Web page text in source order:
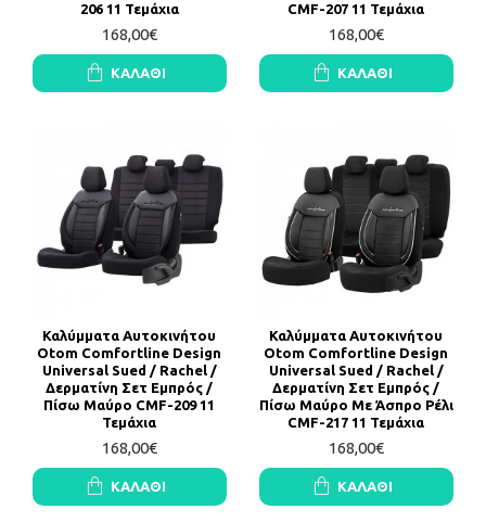
206 11 Τεμάχια
168,00€
ΚΑΛΆΘΙ
CMF-207 11 Τεμάχια
168,00€
ΚΑΛΆΘΙ
Καλύμματα Αυτοκινήτου
Otom Comfortline Design
Universal Sued / Rachel /
Δερματίνη Σετ Εμπρός /
Πίσω Μαύρο CMF-209 11
Τεμάχια
168,00€
ΚΑΛΆΘΙ
Καλύμματα Αυτοκινήτου
Otom Comfortline Design
Universal Sued / Rachel /
Δερματίνη Σετ Εμπρός /
Πίσω Μαύρο Με Άσπρο Ρέλι
CMF-217 11 Τεμάχια
168,00€
ΚΑΛΆΘΙ